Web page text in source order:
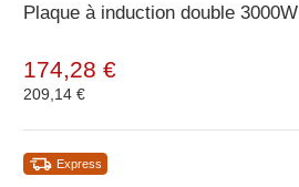
Plaque à induction double 3000W
174,28 €
209,14 €
Express